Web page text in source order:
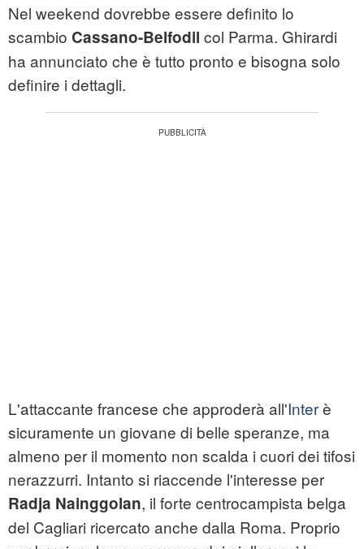
Nel weekend dovrebbe essere definito lo
scambio Cassano-Belfodil col Parma. Ghirardi
ha annunciato che è tutto pronto e bisogna solo
definire i dettagli.
L'attaccante francese che approderà all'Interè
sicuramente un giovane di belle speranze, ma
almeno per il momento non scalda i cuori dei tifosi
nerazzurri. Intanto si riaccende l'interesse per
Radja Nainggolan, il forte centrocampista belga
del Cagliari ricercato anche dalla Roma. Proprio